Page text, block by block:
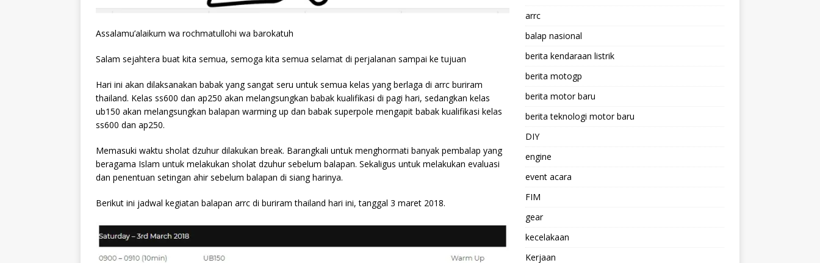
Assalamu’alaikum wa rochmatullohi wa barokatuh
Salam sejahtera buat kita semua, semoga kita semua selamat di perjalanan sampai ke tujuan
Hari ini akan dilaksanakan babak yang sangat seru untuk semua kelas yang berlaga di arrc buriram
thailand. Kelas ss600 dan ap250 akan melangsungkan babak kualifikasi di pagi hari, sedangkan kelas
ub150 akan melangsungkan balapan warming up dan babak superpole mengapit babak kualifikasi kelas
ss600 dan ap250.
Memasuki waktu sholat dzuhur dilakukan break. Barangkali untuk menghormati banyak pembalap yang
beragama Islam untuk melakukan sholat dzuhur sebelum balapan. Sekaligus untuk melakukan evaluasi
dan penentuan setingan ahir sebelum balapan di siang harinya.
Berikut ini jadwal kegiatan balapan arrc di buriram thailand hari ini, tanggal 3 maret 2018.
arrc
balap nasional
berita kendaraan listrik
berita motogp
berita motor baru
berita teknologi motor baru
DIY
engine
event acara
FIM
gear
kecelakaan
Kerjaan